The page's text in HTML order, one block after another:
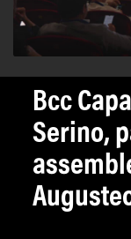
Bcc
Serino,